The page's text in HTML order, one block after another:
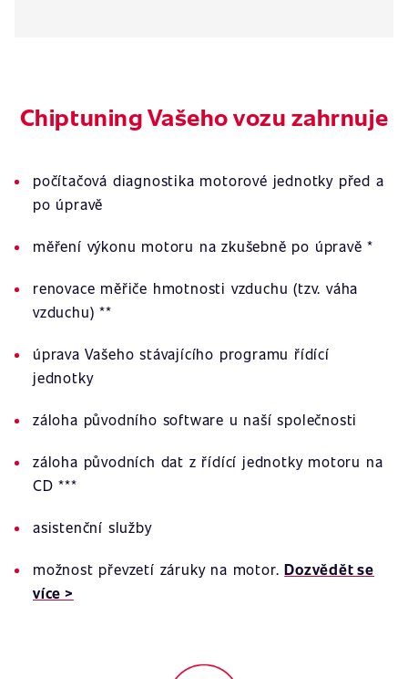
Chiptuning Vašeho vozu zahrnuje
počítačová diagnostika motorové jednotky před a
po úpravě
měření výkonu motoru na zkušebně po úpravě *
renovace měřiče hmotnosti vzduchu (tzv. váha
vzduchu) **
úprava Vašeho stávajícího programu řídící
jednotky
záloha původního software u naší společnosti
záloha původních dat z řídící jednotky motoru na
CD ***
asistenční služby
možnost převzetí záruky na motor.Dozvědět se
více >